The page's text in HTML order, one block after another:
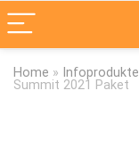
Home » Infoprodukte
Summit 2021 Paket